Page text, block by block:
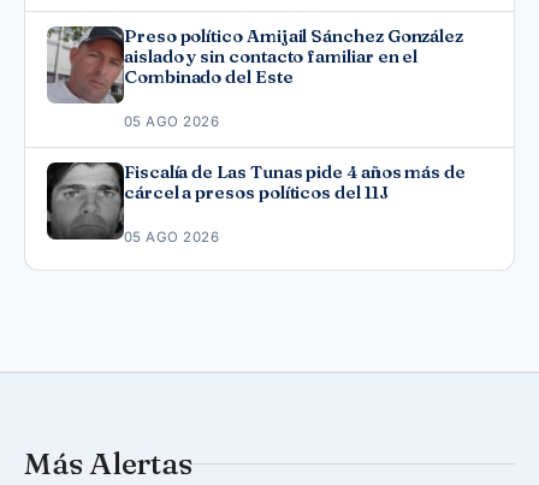
Preso político Amijail Sánchez González
aislado y sin contacto familiar en el
Combinado del Este
05 AGO 2026
Fiscalía de Las Tunas pide 4 años más de
cárcel a presos políticos del 11J
05 AGO 2026
Más Alertas